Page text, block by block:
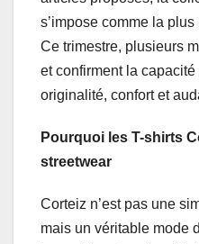
s’impose comme la
Ce trimestre, plusieurs
et confirment la
originalité, confort et
Pourquoi les T-shirts
streetwear
Corteiz n’est pas une
mais un véritable mode